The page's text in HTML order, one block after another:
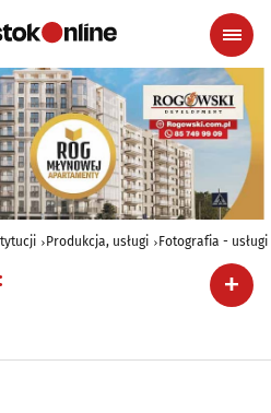
Produkcja, usługi Fotografia - usługi